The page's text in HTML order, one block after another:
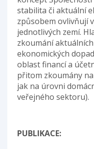
stabilita či aktuální
způsobem ovlivňují
jednotlivých zemí.
zkoumání
ekonomických
oblast financí a
přitom zkoumány
jak na úrovni
veřejného sektoru).
PUBLIKACE: